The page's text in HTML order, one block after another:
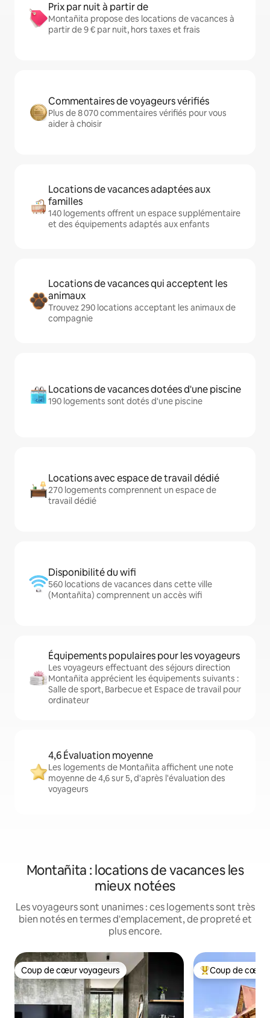
Prix par nuit à partir de
Montañita propose des locations de vacances à
partir de 9 € par nuit, hors taxes et frais
Commentaires de voyageurs vérifiés
Plus de 8 070 commentaires vérifiés pour vous
aider à choisir
Locations de vacances adaptées aux
familles
140 logements offrent un espace supplémentaire
et des équipements adaptés aux enfants
Locations de vacances qui acceptent les
animaux
Trouvez 290 locations acceptant les animaux de
compagnie
Locations de vacances dotées d'une piscine
190 logements sont dotés d'une piscine
Locations avec espace de travail dédié
270 logements comprennent un espace de
travail dédié
Disponibilité du wifi
560 locations de vacances dans cette ville
(Montañita) comprennent un accès wifi
Équipements populaires pour les voyageurs
Les voyageurs effectuant des séjours direction
Montañita apprécient les équipements suivants :
Salle de sport, Barbecue et Espace de travail pour
ordinateur
4,6 Évaluation moyenne
Les logements de Montañita affichent une note
moyenne de 4,6 sur 5, d'après l'évaluation des
voyageurs
Montañita : locations de vacances les
mieux notées
Les voyageurs sont unanimes : ces logements sont très
bien notés en termes d'emplacement, de propreté et
plus encore.
Coup de cœur voyageurs
Coup de cœur voyageurs Coups de cœur
Coup de cœur